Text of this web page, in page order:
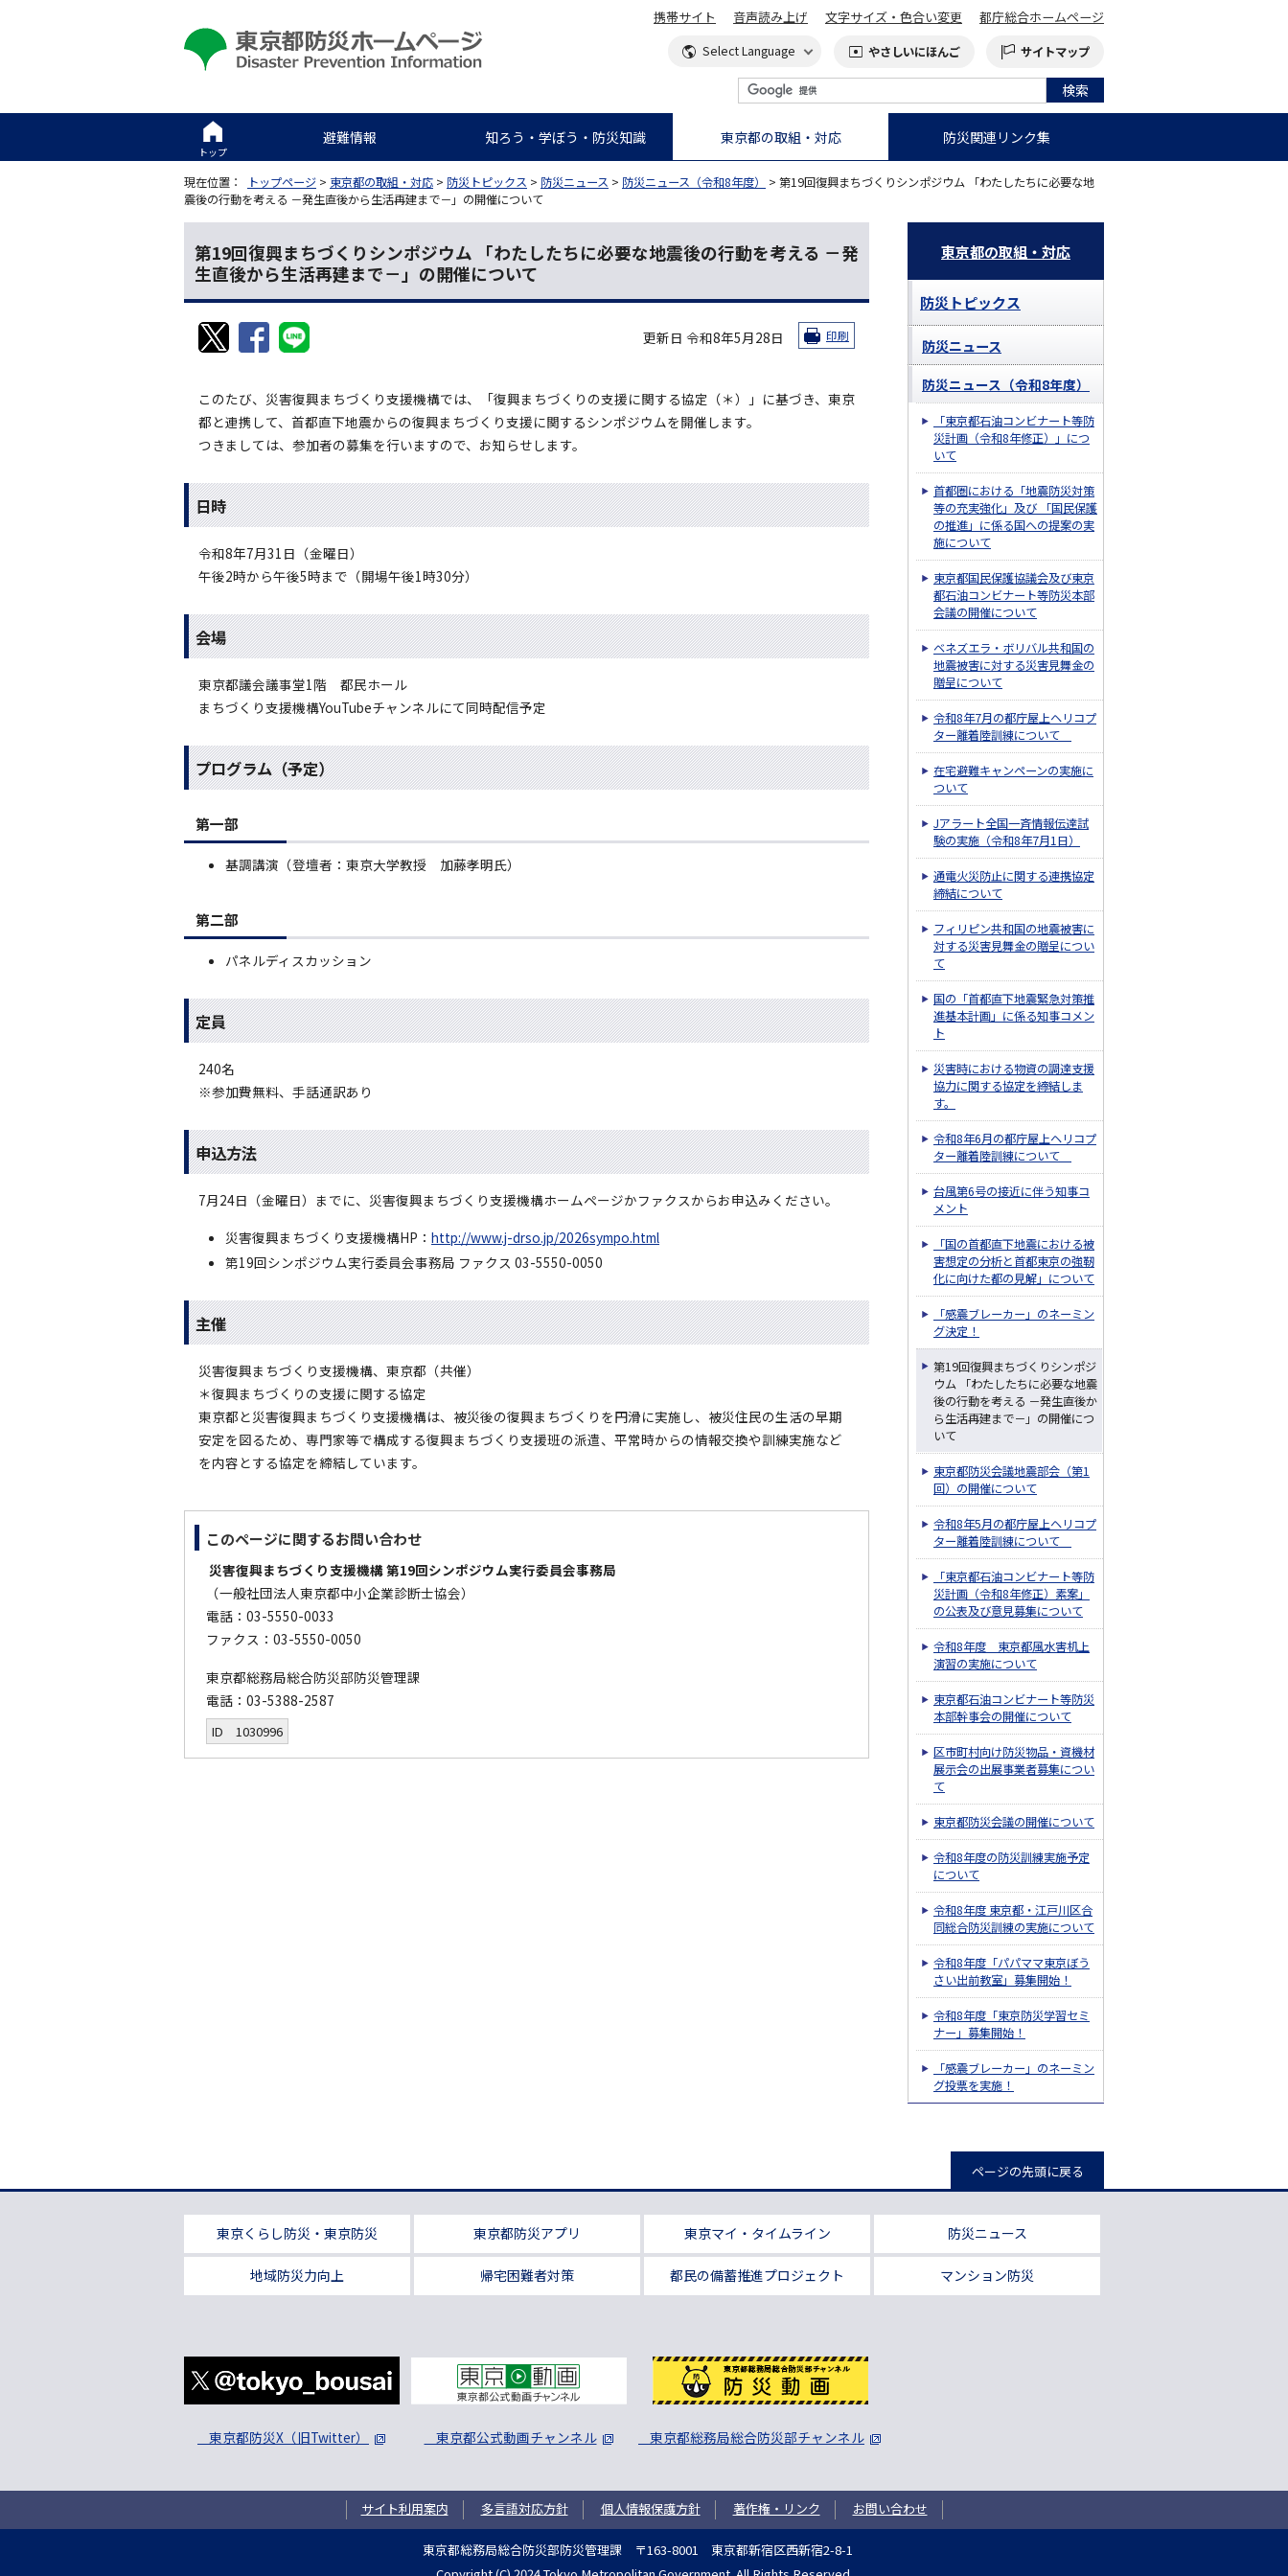
携帯サイト 音声読み上げ 文字サイズ・色合い変更 都庁総合ホームページ
やさしいにほんご サイトマップ
トップ
避難情報 知ろう・学ぼう・防災知識 東京都の取組・対応 防災関連リンク集
現在位置： トップページ > 東京都の取組・対応 > 防災トピックス > 防災ニュース > 防災ニュース（令和8年度）
> 第19回復興まちづくりシンポジウム 「わたしたちに必要な地
震後の行動を考える －発生直後から生活再建まで－」の開催について
第19回復興まちづくりシンポジウム 「わたしたちに必要な地震後の行動を考える －発
生直後から生活再建まで－」の開催について
更新日 令和8年5月28日 印刷
このたび、災害復興まちづくり支援機構では、「復興まちづくりの支援に関する協定（＊）」に基づき、東京
都と連携して、首都直下地震からの復興まちづくり支援に関するシンポジウムを開催します。
つきましては、参加者の募集を行いますので、お知らせします。
日時
令和8年7月31日（金曜日）
午後2時から午後5時まで（開場午後1時30分）
会場
東京都議会議事堂1階 都民ホール
まちづくり支援機構YouTubeチャンネルにて同時配信予定
プログラム（予定）
第一部
基調講演（登壇者：東京大学教授 加藤孝明氏）
第二部
パネルディスカッション
定員
240名
※参加費無料、手話通訳あり
申込方法
7月24日（金曜日）までに、災害復興まちづくり支援機構ホームページかファクスからお申込みください。
災害復興まちづくり支援機構HP： http://www.j-drso.jp/2026sympo.html
第19回シンポジウム実行委員会事務局 ファクス 03-5550-0050
主催
災害復興まちづくり支援機構、東京都（共催）
＊復興まちづくりの支援に関する協定
東京都と災害復興まちづくり支援機構は、被災後の復興まちづくりを円滑に実施し、被災住民の生活の早期
安定を図るため、専門家等で構成する復興まちづくり支援班の派遣、平常時からの情報交換や訓練実施など
を内容とする協定を締結しています。
このページに関するお問い合わせ
災害復興まちづくり支援機構 第19回シンポジウム実行委員会事務局
（一般社団法人東京都中小企業診断士協会）
電話：03-5550-0033
ファクス：03-5550-0050
東京都総務局総合防災部防災管理課
電話：03-5388-2587
ID 1030996
東京都の取組・対応
防災トピックス
防災ニュース
防災ニュース（令和8年度）
「東京都石油コンビナート等防
災計画（令和8年修正）」につ
いて
首都圏における「地震防災対策
等の充実強化」及び 「国民保護
の推進」に係る国への提案の実
施について
東京都国民保護協議会及び東京
都石油コンビナート等防災本部
会議の開催について
ベネズエラ・ボリバル共和国の
地震被害に対する災害見舞金の
贈呈について
令和8年7月の都庁屋上ヘリコプ
ター離着陸訓練について
在宅避難キャンペーンの実施に
ついて
Jアラート全国一斉情報伝達試
験の実施（令和8年7月1日）
通電火災防止に関する連携協定
締結について
フィリピン共和国の地震被害に
対する災害見舞金の贈呈につい
て
国の「首都直下地震緊急対策推
進基本計画」に係る知事コメン
ト
災害時における物資の調達支援
協力に関する協定を締結しま
す。
令和8年6月の都庁屋上ヘリコプ
ター離着陸訓練について
台風第6号の接近に伴う知事コ
メント
「国の首都直下地震における被
害想定の分析と首都東京の強靭
化に向けた都の見解」について
「感震ブレーカー」のネーミン
グ決定！
第19回復興まちづくりシンポジ
ウム 「わたしたちに必要な地震
後の行動を考える －発生直後か
ら生活再建まで－」の開催につ
いて
東京都防災会議地震部会（第1
回）の開催について
令和8年5月の都庁屋上ヘリコプ
ター離着陸訓練について
「東京都石油コンビナート等防
災計画（令和8年修正）素案」
の公表及び意見募集について
令和8年度 東京都風水害机上
演習の実施について
東京都石油コンビナート等防災
本部幹事会の開催について
区市町村向け防災物品・資機材
展示会の出展事業者募集につい
て
東京都防災会議の開催について
令和8年度の防災訓練実施予定
について
令和8年度 東京都・江戸川区合
同総合防災訓練の実施について
令和8年度「パパママ東京ぼう
さい出前教室」募集開始！
令和8年度「東京防災学習セミ
ナー」募集開始！
「感震ブレーカー」のネーミン
グ投票を実施！
ページの先頭に戻る
東京くらし防災・東京防災 東京都防災アプリ 東京マイ・タイムライン 防災ニュース
地域防災力向上 帰宅困難者対策 都民の備蓄推進プロジェクト マンション防災
東京都防災X（旧Twitter） 東京都公式動画チャンネル 東京都総務局総合防災部チャンネル
サイト利用案内 多言語対応方針 個人情報保護方針 著作権・リンク お問い合わせ
東京都総務局総合防災部防災管理課
〒163-8001 東京都新宿区西新宿2-8-1